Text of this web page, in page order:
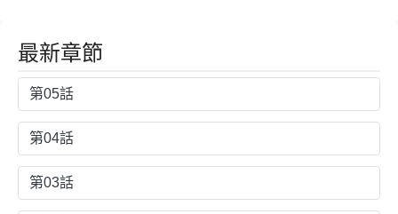
最新章節
第05話
第04話
第03話